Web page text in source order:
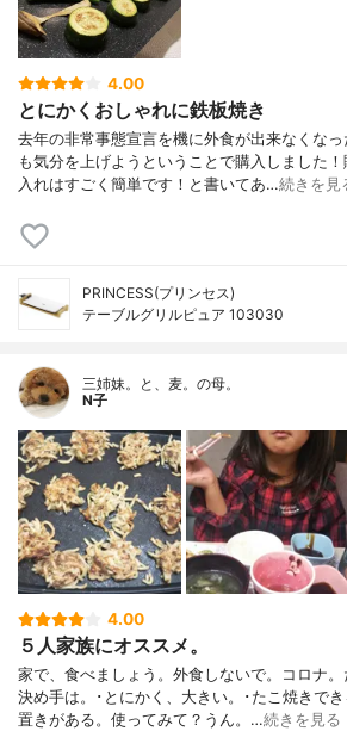
4.00
とにかくおしゃれに鉄板焼き
去年の非常事態宣言を機に外食が出来なくな
も気分を上げようということで購入しました
入れはすごく簡単です！と書いてあ…続きを見
PRINCESS(プリンセス)
テーブルグリルピュア 103030
三姉妹。と、麦。の母。
N子
4.00
５人家族にオススメ。
家で、食べましょう。外食しないで。コロナ。
決め手は。･とにかく、大きい。･たこ焼きで
置きがある。使ってみて？うん。…続きを見る